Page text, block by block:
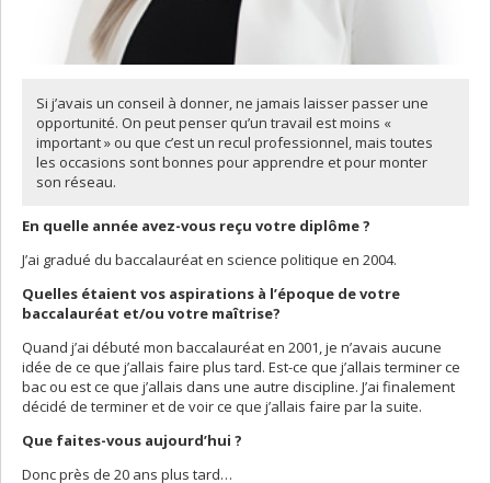
Si j’avais un conseil à donner, ne jamais laisser passer une
opportunité. On peut penser qu’un travail est moins «
important » ou que c’est un recul professionnel, mais toutes
les occasions sont bonnes pour apprendre et pour monter
son réseau.
En quelle année avez-vous reçu votre diplôme ?
J’ai gradué du baccalauréat en science politique en 2004.
Quelles étaient vos aspirations à l’époque de votre
baccalauréat et/ou votre maîtrise?
Quand j’ai débuté mon baccalauréat en 2001, je n’avais aucune
idée de ce que j’allais faire plus tard. Est-ce que j’allais terminer ce
bac ou est ce que j’allais dans une autre discipline. J’ai finalement
décidé de terminer et de voir ce que j’allais faire par la suite.
Que faites-vous aujourd’hui ?
Donc près de 20 ans plus tard…